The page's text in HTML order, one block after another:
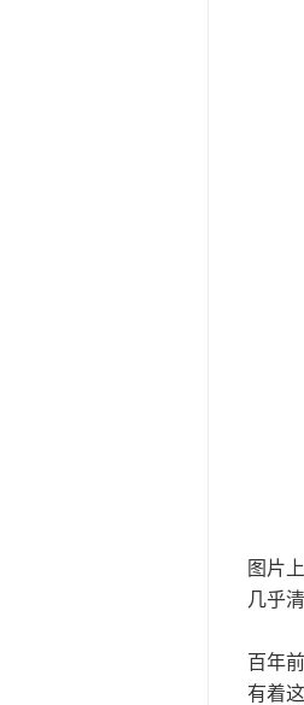
图片上
几乎清
百年前
有着这